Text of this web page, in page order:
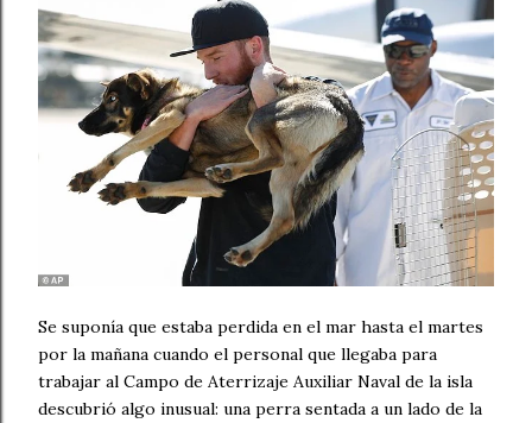
Se suponía que estaba perdida en el mar hasta el martes
por la mañana cuando el personal que llegaba para
trabajar al Campo de Aterrizaje Auxiliar Naval de la isla
descubrió algo inusual: una perra sentada a un lado de la